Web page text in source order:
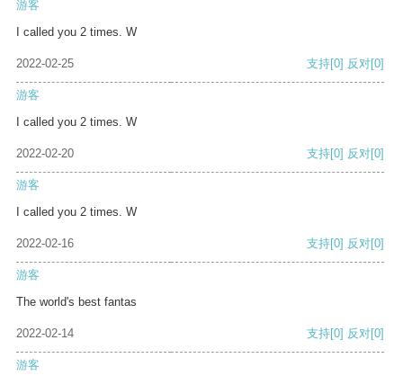
游客
I called you 2 times. W
2022-02-25 支持[0] 反对[0]
游客
I called you 2 times. W
2022-02-20 支持[0] 反对[0]
游客
I called you 2 times. W
2022-02-16 支持[0] 反对[0]
游客
The world's best fantas
2022-02-14 支持[0] 反对[0]
游客